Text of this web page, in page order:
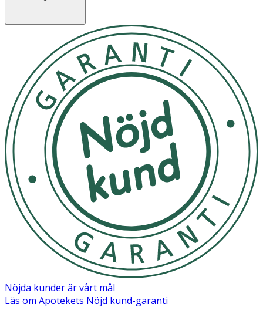
Nöjda kunder är vårt mål
Läs om Apotekets Nöjd kund-garanti